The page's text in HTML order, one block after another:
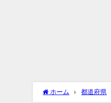
ホーム 都道府県